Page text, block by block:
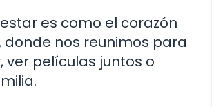
es como el corazón
donde nos reunimos para
ver películas juntos o